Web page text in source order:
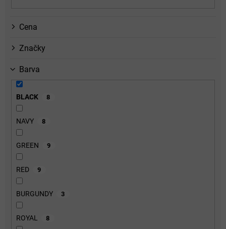
Cena
Značky
Barva
BLACK 8
NAVY 8
GREEN 9
RED 9
BURGUNDY 3
ROYAL 8